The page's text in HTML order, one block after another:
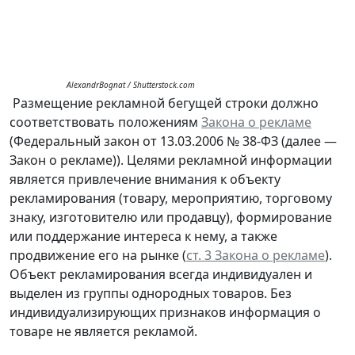
AlexandrBognat / Shutterstock.com
Размещение рекламной бегущей строки должно
соответствовать положениям Закона о рекламе
(Федеральный закон от 13.03.2006 № 38-ФЗ (далее —
Закон о рекламе)). Целями рекламной информации
является привлечение внимания к объекту
рекламирования (товару, мероприятию, торговому
знаку, изготовителю или продавцу), формирование
или поддержание интереса к нему, а также
продвижение его на рынке (ст. 3 Закона о рекламе).
Объект рекламирования всегда индивидуален и
выделен из группы однородных товаров. Без
индивидуализирующих признаков информация о
товаре не является рекламой.